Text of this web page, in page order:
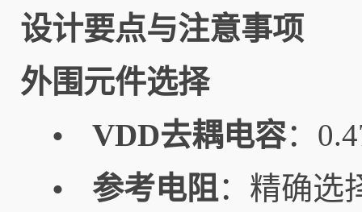
设计要点与注意事项
外围元件选择
• VDD去耦电容：
• 参考电阻：精确选